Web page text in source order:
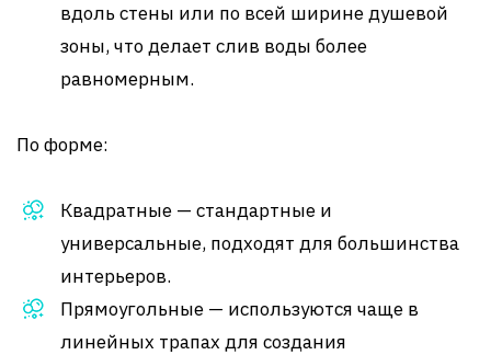
вдоль стены или по всей ширине душевой
зоны, что делает слив воды более
равномерным.
По форме:
Квадратные — стандартные и
универсальные, подходят для большинства
интерьеров.
Прямоугольные — используются чаще в
линейных трапах для создания